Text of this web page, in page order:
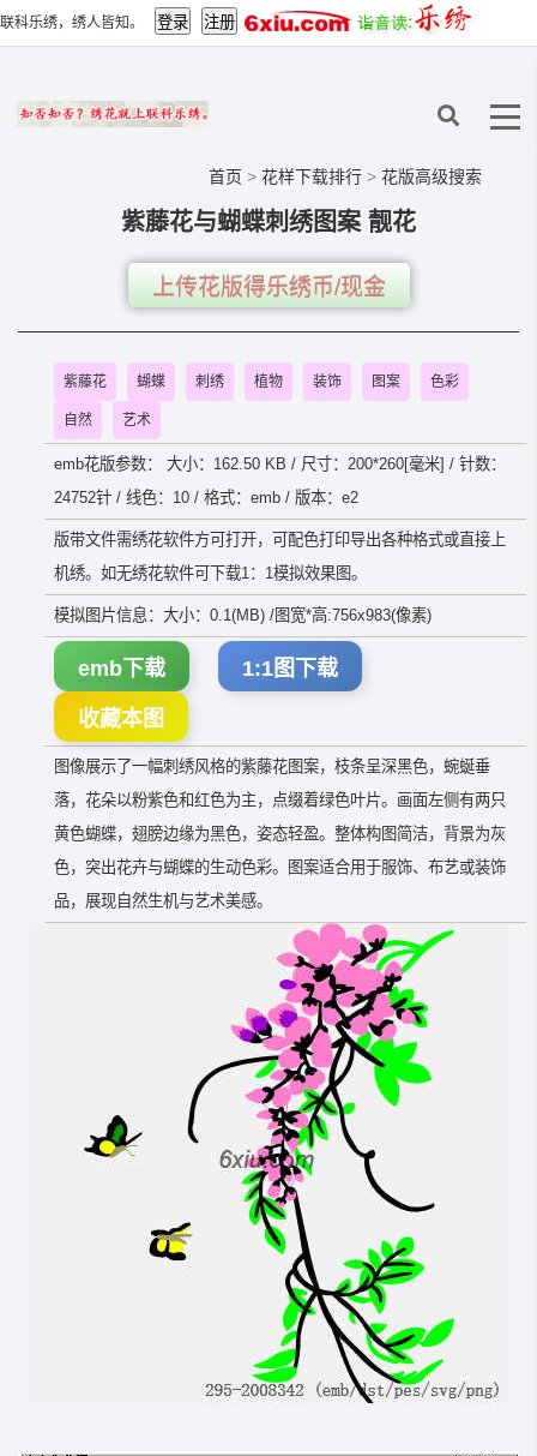
联科乐绣，绣人皆知。
首页 > 花样下载排行 > 花版高级搜索
紫藤花与蝴蝶刺绣图案 靓花
上传花版得乐绣币/现金
紫藤花 蝴蝶 刺绣 植物 装饰 图案 色彩
自然 艺术
emb花版参数： 大小：162.50 KB / 尺寸：200*260[毫米] / 针数：
24752针 / 线色：10 / 格式：emb / 版本：e2
版带文件需绣花软件方可打开，可配色打印导出各种格式或直接上
机绣。如无绣花软件可下载1：1模拟效果图。
模拟图片信息：大小：0.1(MB) /图宽*高:756x983(像素)
emb下载 1:1图下载
收藏本图
图像展示了一幅刺绣风格的紫藤花图案，枝条呈深黑色，蜿蜒垂
落，花朵以粉紫色和红色为主，点缀着绿色叶片。画面左侧有两只
黄色蝴蝶，翅膀边缘为黑色，姿态轻盈。整体构图简洁，背景为灰
色，突出花卉与蝴蝶的生动色彩。图案适合用于服饰、布艺或装饰
品，展现自然生机与艺术美感。